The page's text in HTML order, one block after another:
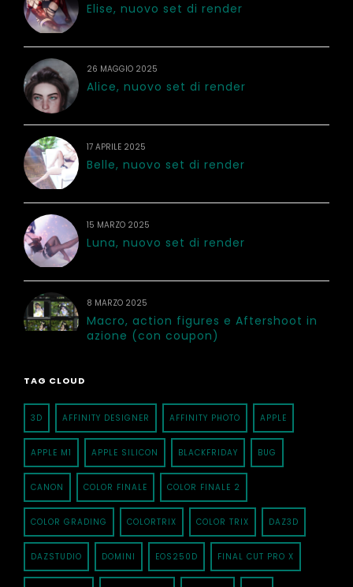
Elise, nuovo set di render
26 MAGGIO 2025
Alice, nuovo set di render
17 APRILE 2025
Belle, nuovo set di render
15 MARZO 2025
Luna, nuovo set di render
8 MARZO 2025
Macro, action figures e Aftershoot in
azione (con coupon)
TAG CLOUD
3D AFFINITY DESIGNER AFFINITY PHOTO APPLE
APPLE M1 APPLE SILICON BLACKFRIDAY BUG
CANON COLOR FINALE COLOR FINALE 2
COLOR GRADING COLORTRIX COLOR TRIX DAZ3D
DAZSTUDIO DOMINI EOS250D FINAL CUT PRO X